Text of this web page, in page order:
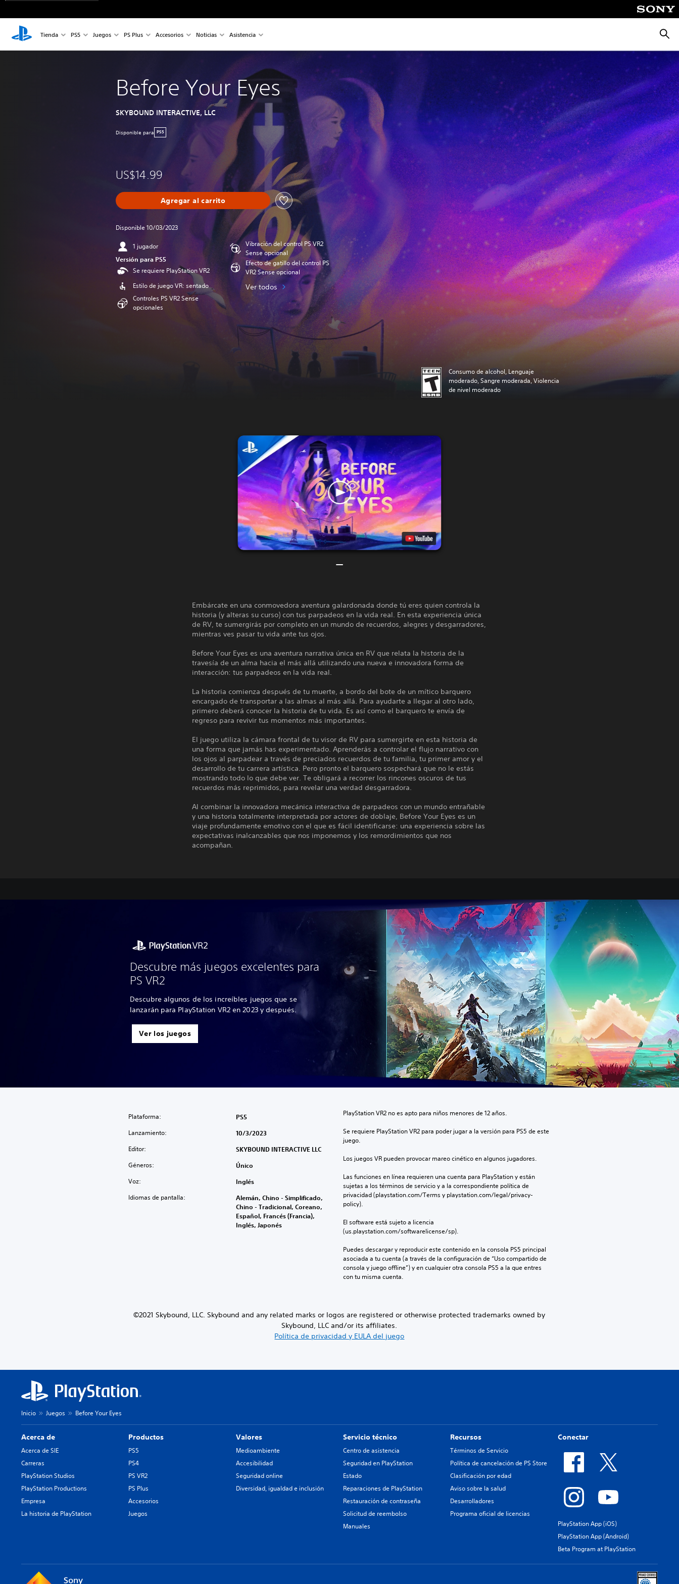
Tienda PS5 Juegos PS Plus Accesorios Noticias Asistencia
Before Your Eyes
SKYBOUND INTERACTIVE, LLC
Disponible para PS5
US$14.99
Agregar al carrito
Disponible 10/03/2023
1 jugador
Versión para PS5
Se requiere PlayStation VR2
Estilo de juego VR: sentado
Controles PS VR2 Sense
opcionales
Vibración del control PS VR2
Sense opcional
Efecto de gatillo del control PS
VR2 Sense opcional
Ver todos
Consumo de alcohol, Lenguaje
moderado, Sangre moderada, Violencia
de nivel moderado
Embárcate en una conmovedora aventura galardonada donde tú eres quien controla la
historia (y alteras su curso) con tus parpadeos en la vida real. En esta experiencia única
de RV, te sumergirás por completo en un mundo de recuerdos, alegres y desgarradores,
mientras ves pasar tu vida ante tus ojos.
Before Your Eyes es una aventura narrativa única en RV que relata la historia de la
travesía de un alma hacia el más allá utilizando una nueva e innovadora forma de
interacción: tus parpadeos en la vida real.
La historia comienza después de tu muerte, a bordo del bote de un mítico barquero
encargado de transportar a las almas al más allá. Para ayudarte a llegar al otro lado,
primero deberá conocer la historia de tu vida. Es así como el barquero te envía de
regreso para revivir tus momentos más importantes.
El juego utiliza la cámara frontal de tu visor de RV para sumergirte en esta historia de
una forma que jamás has experimentado. Aprenderás a controlar el flujo narrativo con
los ojos al parpadear a través de preciados recuerdos de tu familia, tu primer amor y el
desarrollo de tu carrera artística. Pero pronto el barquero sospechará que no le estás
mostrando todo lo que debe ver. Te obligará a recorrer los rincones oscuros de tus
recuerdos más reprimidos, para revelar una verdad desgarradora.
Al combinar la innovadora mecánica interactiva de parpadeos con un mundo entrañable
y una historia totalmente interpretada por actores de doblaje, Before Your Eyes es un
viaje profundamente emotivo con el que es fácil identificarse: una experiencia sobre las
expectativas inalcanzables que nos imponemos y los remordimientos que nos
acompañan.
Descubre más juegos excelentes para
PS VR2
Descubre algunos de los increíbles juegos que se
lanzarán para PlayStation VR2 en 2023 y después.
Ver los juegos
Plataforma: PS5
Lanzamiento: 10/3/2023
Editor: SKYBOUND INTERACTIVE LLC
Géneros: Único
Voz: Inglés
Idiomas de pantalla:
Alemán, Chino - Simplificado,
Chino - Tradicional, Coreano,
Español, Francés (Francia),
Inglés, Japonés
PlayStation VR2 no es apto para niños menores de 12 años.
Se requiere PlayStation VR2 para poder jugar a la versión para PS5 de este
juego.
Los juegos VR pueden provocar mareo cinético en algunos jugadores.
Las funciones en línea requieren una cuenta para PlayStation y están
sujetas a los términos de servicio y a la correspondiente política de
privacidad (playstation.com/Terms y playstation.com/legal/privacy-
policy).
El software está sujeto a licencia
(us.playstation.com/softwarelicense/sp).
Puedes descargar y reproducir este contenido en la consola PS5 principal
asociada a tu cuenta (a través de la configuración de “Uso compartido de
consola y juego offline”) y en cualquier otra consola PS5 a la que entres
con tu misma cuenta.
©2021 Skybound, LLC. Skybound and any related marks or logos are registered or otherwise protected trademarks owned by
Skybound, LLC and/or its affiliates.
Política de privacidad y EULA del juego
Inicio Juegos Before Your Eyes
Acerca de
Acerca de SIE
Carreras
PlayStation Studios
PlayStation Productions
Empresa
La historia de PlayStation
Productos
PS5
PS4
PS VR2
PS Plus
Accesorios
Juegos
Valores
Medioambiente
Accesibilidad
Seguridad online
Diversidad, igualdad e inclusión
Servicio técnico
Centro de asistencia
Seguridad en PlayStation
Estado
Reparaciones de PlayStation
Restauración de contraseña
Solicitud de reembolso
Manuales
Recursos
Términos de Servicio
Política de cancelación de PS Store
Clasificación por edad
Aviso sobre la salud
Desarrolladores
Programa oficial de licencias
Conectar
PlayStation App (iOS)
PlayStation App (Android)
Beta Program at PlayStation